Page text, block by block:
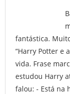
fantástica.
“Harry Potter e
vida. Frase
estudou Harry
falou: - Está na